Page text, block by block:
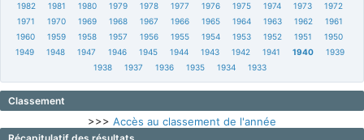
1982
1981 1980 1979 1978 1977 1976 1975 1974 1973
1972
1971
1970 1969 1968 1967 1966 1965 1964 1963 1962
1961
1960
1959 1958 1957 1956 1955 1954 1953 1952 1951
1950
1949
1948 1947 1946 1945 1944 1943 1942 1941 1940
1939
1938
1937 1936 1935 1934 1933
Classement
>>> Accès au classement de l'année